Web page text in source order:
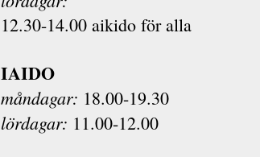
12.30-14.00 aikido för alla
IAIDO
måndagar: 18.00-19.30
lördagar: 11.00-12.00